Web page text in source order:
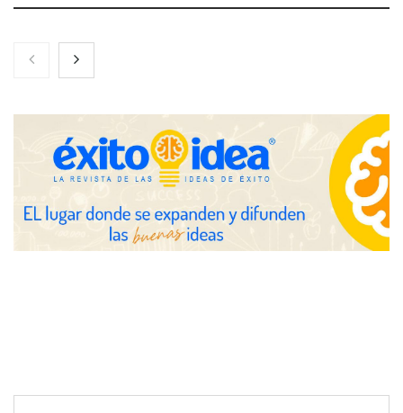
Nicols presenta seis modelos de anillos de compromiso para el
eclipse solar del 12 de agosto
Zoomex mejora su Strategy Center con herramientas
avanzadas para trading estratégico
COMPALISS de LYSOTRIC: cuando un solo producto multiplica
las posibilidades del salón profesional